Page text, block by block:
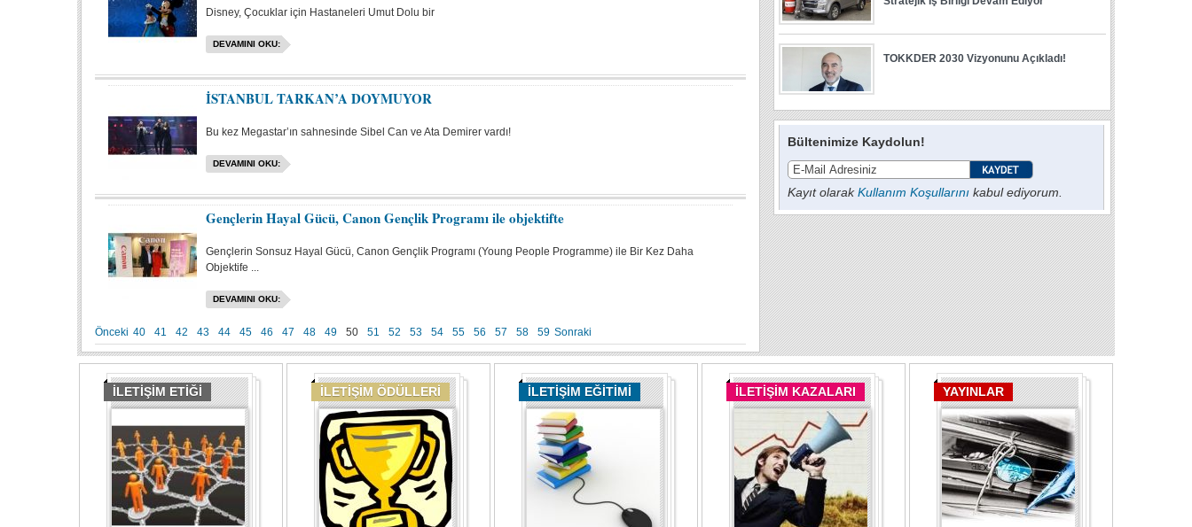
Disney, Çocuklar için Hastaneleri Umut Dolu bir
DEVAMINI OKU:
İSTANBUL TARKAN’A DOYMUYOR
Bu kez Megastar’ın sahnesinde Sibel Can ve Ata Demirer vardı!
DEVAMINI OKU:
Gençlerin Hayal Gücü, Canon Gençlik Programı ile objektifte
Gençlerin Sonsuz Hayal Gücü, Canon Gençlik Programı (Young People Programme) ile Bir Kez Daha
Objektife ...
DEVAMINI OKU:
Önceki 40 41 42 43 44 45 46 47 48 49 50 51 52 53 54 55 56 57 58 59 Sonraki
Bültenimize Kaydolun!
Kayıt olarakKullanım Koşullarını kabul ediyorum.
İLETİŞİM ETİĞİ İLETİŞİM ÖDÜLLERİ İLETİŞİM EĞİTİMİ İLETİŞİM KAZALARI YAYINLAR